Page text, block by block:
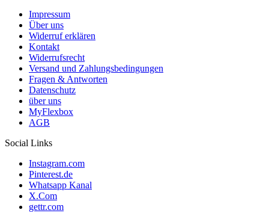
Impressum
Über uns
Widerruf erklären
Kontakt
Widerrufsrecht
Versand und Zahlungsbedingungen
Fragen & Antworten
Datenschutz
über uns
MyFlexbox
AGB
Social Links
Instagram.com
Pinterest.de
Whatsapp Kanal
X.Com
gettr.com